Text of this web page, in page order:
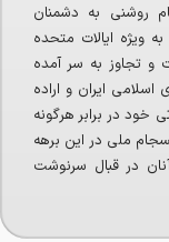
دقیق عملیات وعده صادق ۳، پیام روشنی به دشمنان
ویژه ایالات متحده
و تجاوز به سر آمده
ایران و اراده
خود در برابر هرگونه
ملی در این برهه
در قبال سرنوشت